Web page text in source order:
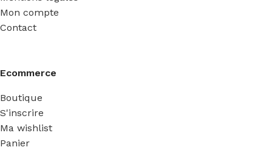
Mon compte
Contact
Ecommerce
Boutique
S'inscrire
Ma wishlist
Panier